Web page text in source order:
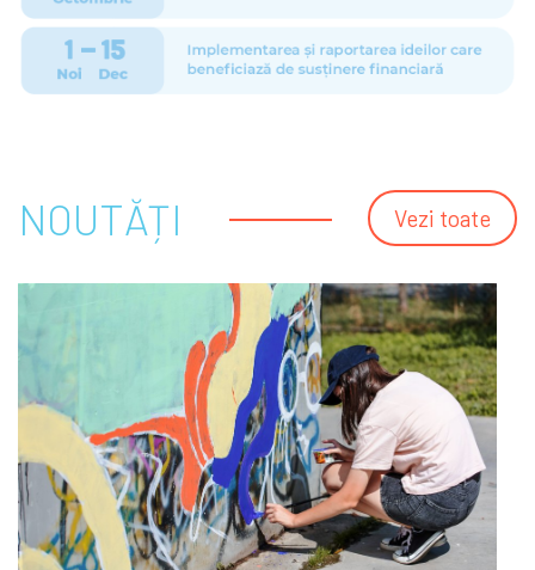
NOUTĂȚI Vezi toate